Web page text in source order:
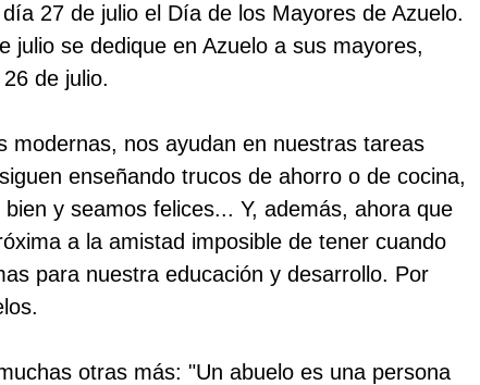
27 de julio el Día de los Mayores de Azuelo.
julio se dedique en Azuelo a sus mayores,
de julio.
modernas, nos ayudan en nuestras tareas
enseñando trucos de ahorro o de cocina,
y seamos felices... Y, además, ahora que
a la amistad imposible de tener cuando
para nuestra educación y desarrollo. Por
otras más: "Un abuelo es una persona